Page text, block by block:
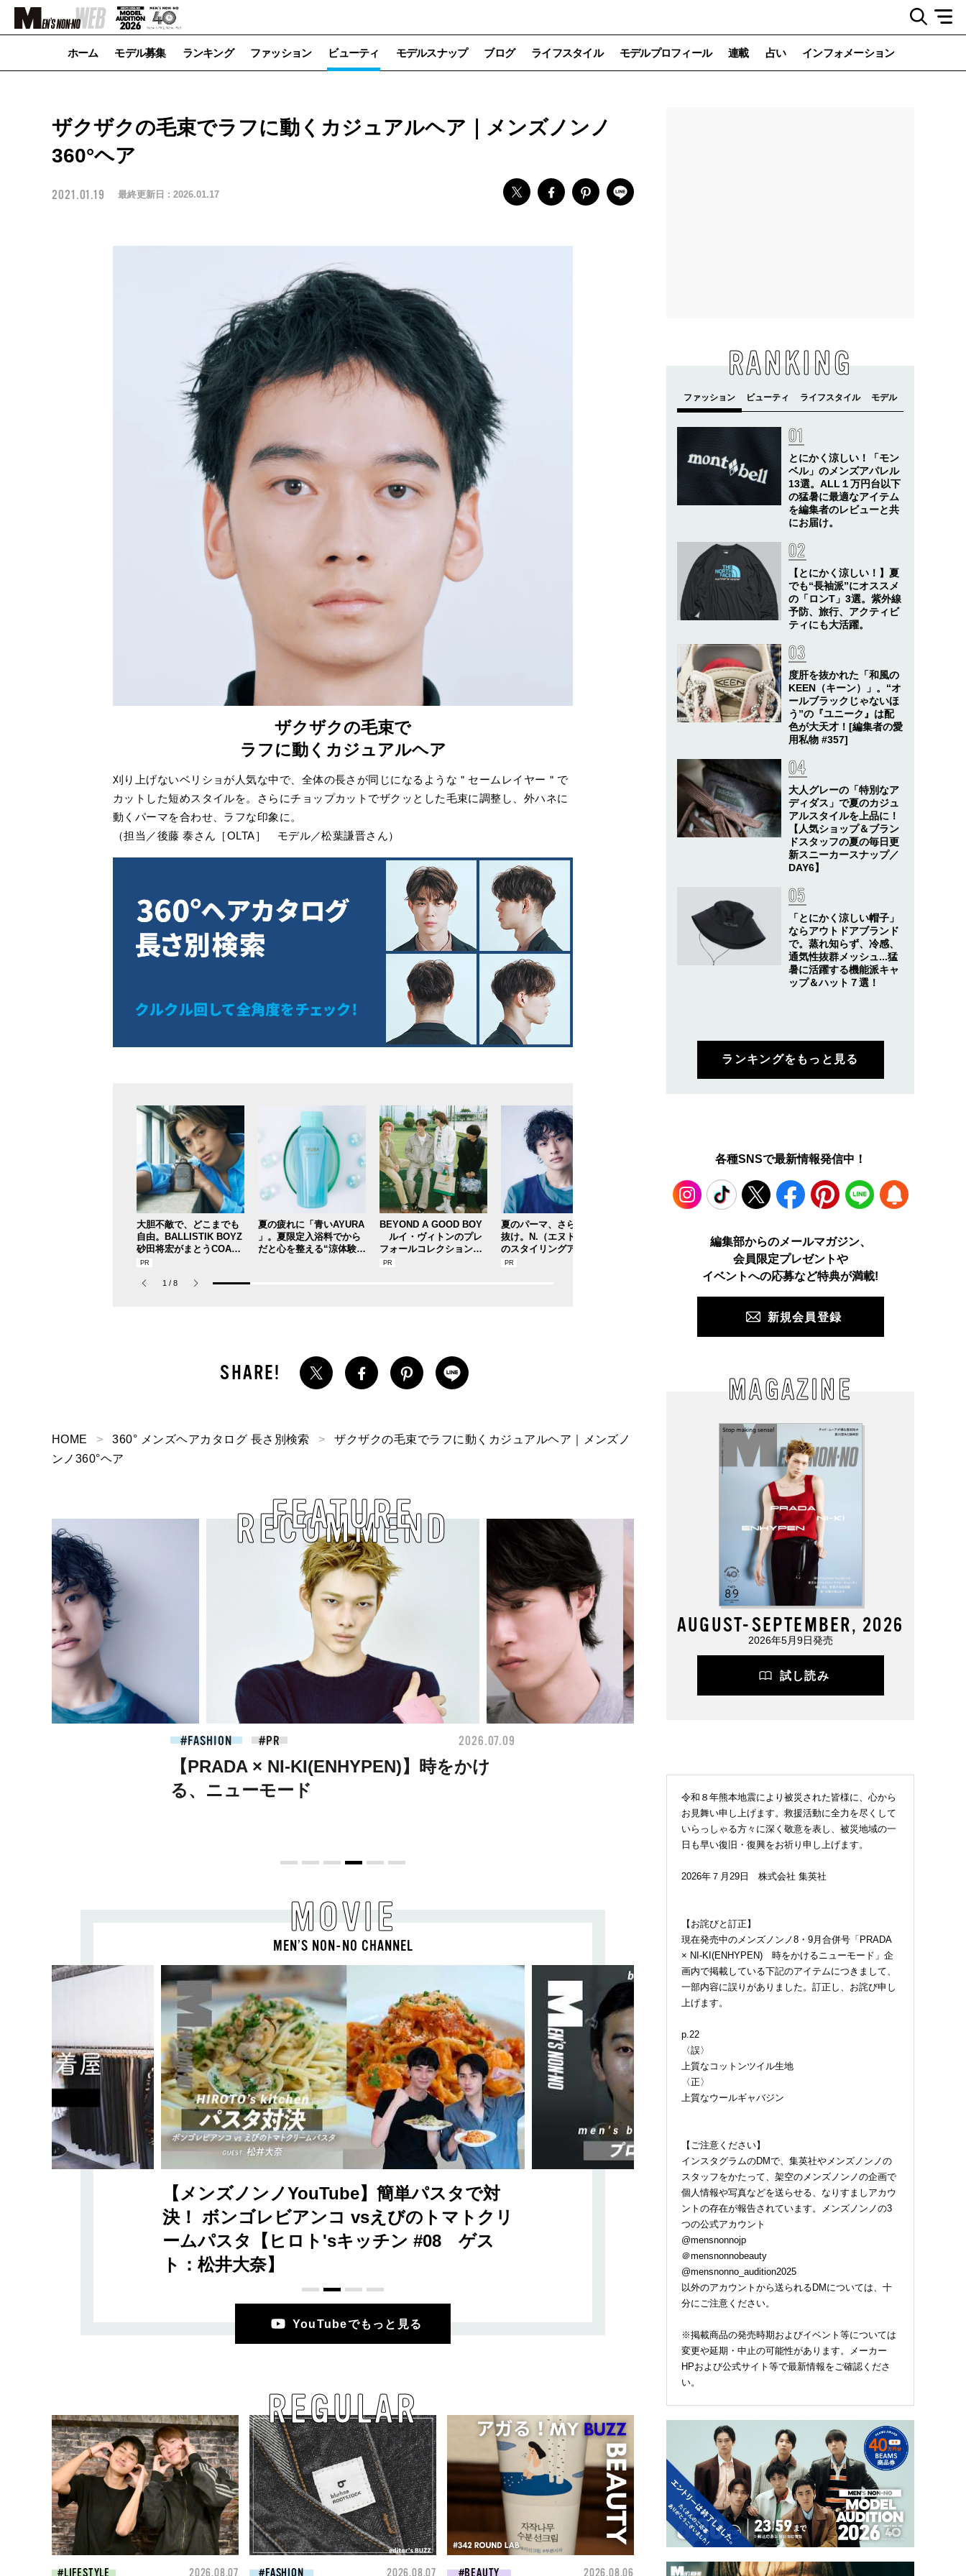
ホーム モデル募集 ランキング ファッション ビューティ モデルスナップ ブログ ライフスタイル モデルプロフィール 連載 占い インフォメーション
ザクザクの毛束でラフに動くカジュアルヘア｜メンズノンノ
360°ヘア
2021.01.19 最終更新日 : 2026.01.17
ザクザクの毛束で
ラフに動くカジュアルヘア
刈り上げないベリショが人気な中で、全体の長さが同じになるような＂セームレイヤー＂で
カットした短めスタイルを。さらにチョップカットでザクッとした毛束に調整し、外ハネに
動くパーマを合わせ、ラフな印象に。
（担当／後藤 泰さん［OLTA］ モデル／松葉謙晋さん）
大胆不敵で、どこまでも
自由。BALLISTIK BOYZ
砂田将宏がまとうCOACH
の新作フレグランス「コ
パルファム」
夏の疲れに「青いAYURA
」。夏限定入浴料でから
だと心を整える“涼体験”
BEYOND A GOOD BOY
ルイ・ヴィトンのプレ
フォールコレクションが
描くプレッピースタイル
夏のパーマ、さらにあか
抜け。N.（エヌドット）
のスタイリングアイテム
で作る旬ヘアのテクニッ
。日焼け対策のイチオシ
は「バンダナ」！使い道
まだまだ増えそう[松井大
うこそ。大胆なコントラ
ストとレイヤードの先に
。装う喜び、明るいスピ
リット
で見せた“息ぴったり”
関係性
1 / 8
HOME 360° メンズヘアカタログ 長さ別検索
ザクザクの毛束でラフに動くカジュアルヘア｜メンズノ
ンノ360°ヘア
RECOMMEND
FEATURE
2026.07.09
FASHION 2026.07.09
【PRADA × NI-KI(ENHYPEN)】時をかけ
る、ニューモード
FASHION
MOVIE
MEN’S NON-NO CHANNEL
【メンズノンノYouTube】簡単パスタで対
決！ ボンゴレビアンコ vsえびのトマトクリ
ームパスタ【ヒロト'sキッチン #08 ゲス
ト：松井大奈】
YouTubeでもっと見る
REGULAR
LIFESTYLE 2026.08.07 FASHION 2026.08.07 BEAUTY 2026.08.06
RANKING
とにかく涼しい！「モン
ベル」のメンズアパレル
13選。ALL１万円台以下
の猛暑に最適なアイテム
を編集者のレビューと共
にお届け。
【とにかく涼しい！】夏
でも“長袖派”にオススメ
の「ロンT」3選。紫外線
予防、旅行、アクティビ
ティにも大活躍。
度肝を抜かれた「和風の
KEEN（キーン）」。“オ
ールブラックじゃないほ
う”の『ユニーク』は配
色が大天才！[編集者の愛
用私物 #357]
大人グレーの「特別なア
ディダス」で夏のカジュ
アルスタイルを上品に！
【人気ショップ＆ブラン
ドスタッフの夏の毎日更
新スニーカースナップ／
DAY6】
「とにかく涼しい帽子」
ならアウトドアブランド
で。蒸れ知らず、冷感、
通気性抜群メッシュ...猛
暑に活躍する機能派キャ
ップ＆ハット７選！
ランキングをもっと見る
各種SNSで最新情報発信中！
TikTok Facebook Pinterest LINE
編集部からのメールマガジン、
会員限定プレゼントや
イベントへの応募など特典が満載!
新規会員登録
MAGAZINE
AUGUST-SEPTEMBER, 2026
2026年5月9日発売
試し読み
令和８年熊本地震により被災された皆様に、心から
お見舞い申し上げます。救援活動に全力を尽くして
いらっしゃる方々に深く敬意を表し、被災地域の一
日も早い復旧・復興をお祈り申し上げます。
2026年７月29日 株式会社 集英社
【お詫びと訂正】
現在発売中のメンズノンノ8・9月合併号「PRADA
× NI-KI(ENHYPEN) 時をかけるニューモード」企
画内で掲載している下記のアイテムにつきまして、
一部内容に誤りがありました。訂正し、お詫び申し
上げます。
p.22
〈誤〉
上質なコットンツイル生地
〈正〉
上質なウールギャバジン
【ご注意ください】
インスタグラムのDMで、集英社やメンズノンノの
スタッフをかたって、架空のメンズノンノの企画で
個人情報や写真などを送らせる、なりすましアカウ
ントの存在が報告されています。メンズノンノの3
つの公式アカウント
@mensnonnojp
＠mensnonnobeauty
@mensnonno_audition2025
以外のアカウントから送られるDMについては、十
分にご注意ください。
※掲載商品の発売時期およびイベント等については
変更や延期・中止の可能性があります。メーカー
HPおよび公式サイト等で最新情報をご確認くださ
い。